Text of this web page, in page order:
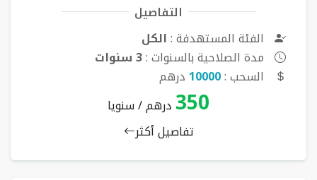
التفاصيل
الفئة المستهدفة :الكل
مدة الصلاحية بالسنوات :3 سنوات
السحب :10000 درهم
350 درهم / سنويا
تفاصيل أكثر